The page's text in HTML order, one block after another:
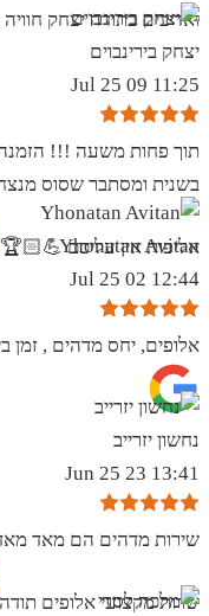
ואדיבים בתודה יצחק
יצחק בירינבוים
11:25 09 Jul 25
תוך פחות משעה !!! הזמנה
בשנית ומסתבר שסוס
אליפות אין עליכם
Yhonatan Avitan
12:44 02 Jul 25
אלופים, יחס מדהים , זמן
נחשון יזרייב
13:41 23 Jun 25
שירות מדהים הם מאד מאד
שרות מקצועי אלופים תודה